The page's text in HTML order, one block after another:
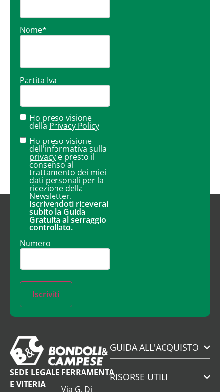
Nome*
Partita Iva
Ho preso visione
della Privacy Policy
Ho preso visione
dell'informativa sulla
privacy e presto il
consenso al
trattamento dei miei
dati personali per la
ricezione della
Newsletter.
Iscrivendoti riceverai
subito la Guida
Gratuita al serraggio
controllato.
Numero
Iscriviti
SEDE LEGALE
E VITERIA
FERRAMENTA
Via G. Di
GUIDA ALL'ACQUISTO
RISORSE UTILI